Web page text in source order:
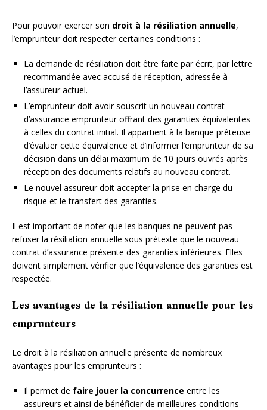
Pour pouvoir exercer son droit à la résiliation annuelle,
l’emprunteur doit respecter certaines conditions :
La demande de résiliation doit être faite par écrit, par lettre
recommandée avec accusé de réception, adressée à
l’assureur actuel.
L’emprunteur doit avoir souscrit un nouveau contrat
d’assurance emprunteur offrant des garanties équivalentes
à celles du contrat initial. Il appartient à la banque prêteuse
d’évaluer cette équivalence et d’informer l’emprunteur de sa
décision dans un délai maximum de 10 jours ouvrés après
réception des documents relatifs au nouveau contrat.
Le nouvel assureur doit accepter la prise en charge du
risque et le transfert des garanties.
Il est important de noter que les banques ne peuvent pas
refuser la résiliation annuelle sous prétexte que le nouveau
contrat d’assurance présente des garanties inférieures. Elles
doivent simplement vérifier que l’équivalence des garanties est
respectée.
Les avantages de la résiliation annuelle pour les
emprunteurs
Le droit à la résiliation annuelle présente de nombreux
avantages pour les emprunteurs :
Il permet de faire jouer la concurrence entre les
assureurs et ainsi de bénéficier de meilleures conditions